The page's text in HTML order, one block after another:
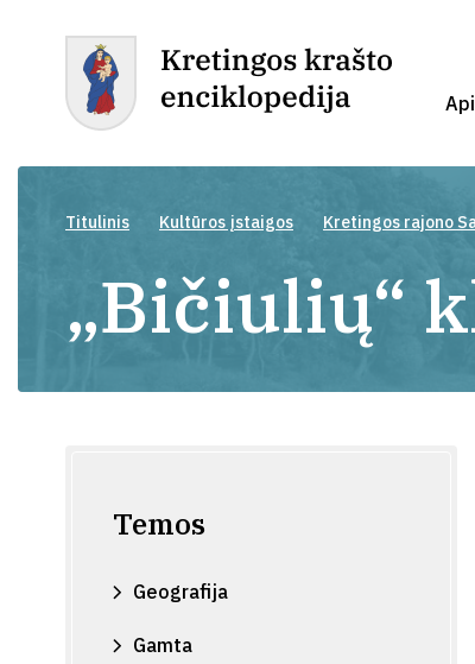
Titulinis Kultūros įstaigos Kretingos rajono
„Bičiulių“
Temos
Geografija
Gamta